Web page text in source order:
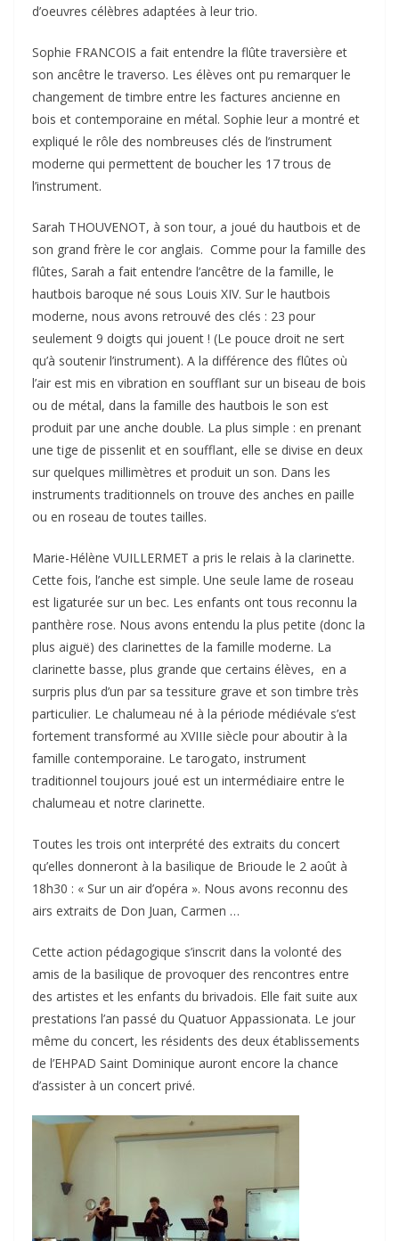
d’oeuvres célèbres adaptées à leur trio.
Sophie FRANCOIS a fait entendre la flûte traversière et
son ancêtre le traverso. Les élèves ont pu remarquer le
changement de timbre entre les factures ancienne en
bois et contemporaine en métal. Sophie leur a montré et
expliqué le rôle des nombreuses clés de l’instrument
moderne qui permettent de boucher les 17 trous de
l’instrument.
Sarah THOUVENOT, à son tour, a joué du hautbois et de
son grand frère le cor anglais. Comme pour la famille des
flûtes, Sarah a fait entendre l’ancêtre de la famille, le
hautbois baroque né sous Louis XIV. Sur le hautbois
moderne, nous avons retrouvé des clés : 23 pour
seulement 9 doigts qui jouent ! (Le pouce droit ne sert
qu’à soutenir l’instrument). A la différence des flûtes où
l’air est mis en vibration en soufflant sur un biseau de bois
ou de métal, dans la famille des hautbois le son est
produit par une anche double. La plus simple : en prenant
une tige de pissenlit et en soufflant, elle se divise en deux
sur quelques millimètres et produit un son. Dans les
instruments traditionnels on trouve des anches en paille
ou en roseau de toutes tailles.
Marie-Hélène VUILLERMET a pris le relais à la clarinette.
Cette fois, l’anche est simple. Une seule lame de roseau
est ligaturée sur un bec. Les enfants ont tous reconnu la
panthère rose. Nous avons entendu la plus petite (donc la
plus aiguë) des clarinettes de la famille moderne. La
clarinette basse, plus grande que certains élèves, en a
surpris plus d’un par sa tessiture grave et son timbre très
particulier. Le chalumeau né à la période médiévale s’est
fortement transformé au XVIIIe siècle pour aboutir à la
famille contemporaine. Le tarogato, instrument
traditionnel toujours joué est un intermédiaire entre le
chalumeau et notre clarinette.
Toutes les trois ont interprété des extraits du concert
qu’elles donneront à la basilique de Brioude le 2 août à
18h30 : « Sur un air d’opéra ». Nous avons reconnu des
airs extraits de Don Juan, Carmen …
Cette action pédagogique s’inscrit dans la volonté des
amis de la basilique de provoquer des rencontres entre
des artistes et les enfants du brivadois. Elle fait suite aux
prestations l’an passé du Quatuor Appassionata. Le jour
même du concert, les résidents des deux établissements
de l’EHPAD Saint Dominique auront encore la chance
d’assister à un concert privé.